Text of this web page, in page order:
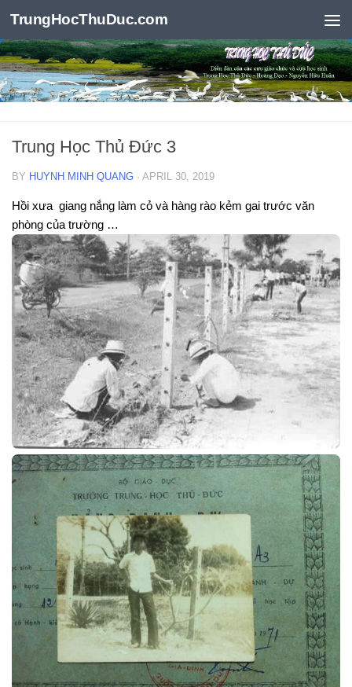
Skip to content
TrungHocThuDuc.com
Trung Học Thủ Đức 3
BY HUYNH MINH QUANG · APRIL 30, 2019
Hồi xưa giang nắng làm cỏ và hàng rào kẻm gai trước văn
phòng của trường …